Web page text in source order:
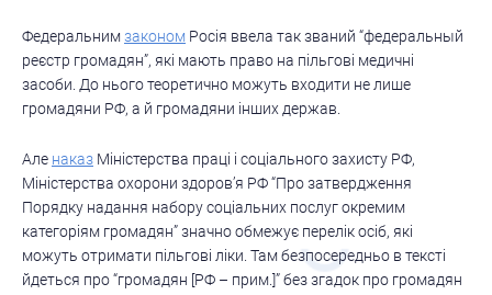
Федеральним законом Росія ввела так званий “федеральный
реєстр громадян”, які мають право на пільгові медичні
засоби. До нього теоретично можуть входити не лише
громадяни РФ, а й громадяни інших держав.
Але наказ Міністерства праці і соціального захисту РФ,
Міністерства охорони здоров’я РФ “Про затвердження
Порядку надання набору соціальних послуг окремим
категоріям громадян” значно обмежує перелік осіб, які
можуть отримати пільгові ліки. Там безпосередньо в тексті
йдеться про “громадян [РФ – прим.]” без згадок про громадян